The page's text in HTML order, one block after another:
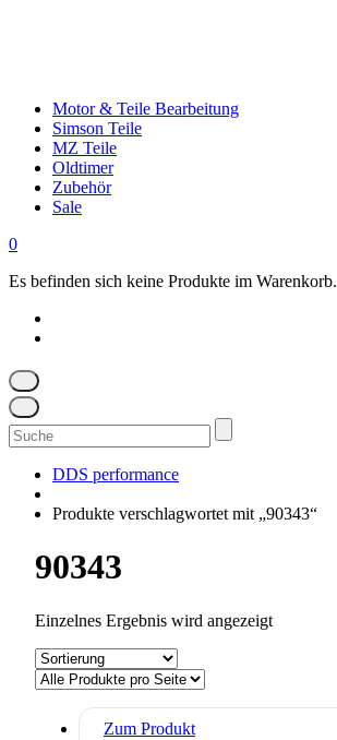
Motor & Teile Bearbeitung
Simson Teile
MZ Teile
Oldtimer
Zubehör
Sale
0
Es befinden sich keine Produkte im Warenkorb.
Suchen
nach:
DDS performance
Produkte verschlagwortet mit „90343“
90343
Einzelnes Ergebnis wird angezeigt
Zum Produkt